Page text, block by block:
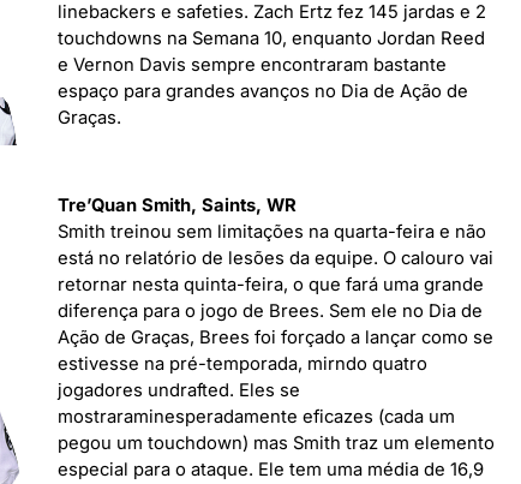
linebackers e safeties. Zach Ertz fez 145 jardas e 2
touchdowns na Semana 10, enquanto Jordan Reed
e Vernon Davis sempre encontraram bastante
espaço para grandes avanços no Dia de Ação de
Graças.
Tre’Quan Smith, Saints, WR
Smith treinou sem limitações na quarta-feira e não
está no relatório de lesões da equipe. O calouro vai
retornar nesta quinta-feira, o que fará uma grande
diferença para o jogo de Brees. Sem ele no Dia de
Ação de Graças, Brees foi forçado a lançar como se
estivesse na pré-temporada, mirndo quatro
jogadores undrafted. Eles se
mostraraminesperadamente eficazes (cada um
pegou um touchdown) mas Smith traz um elemento
especial para o ataque. Ele tem uma média de 16,9